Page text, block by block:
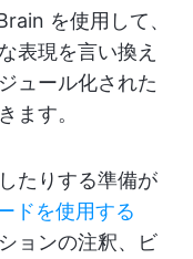
を使用して、
表現を言い換え
ュール化された
ます。
たりする準備が
ドを使用する
ョンの注釈、ビ